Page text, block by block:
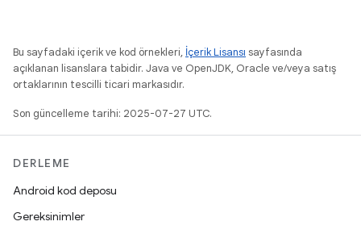
Bu sayfadaki içerik ve kod örnekleri, İçerik Lisansı sayfasında
açıklanan lisanslara tabidir. Java ve OpenJDK, Oracle ve/veya satış
ortaklarının tescilli ticari markasıdır.
Son güncelleme tarihi: 2025-07-27 UTC.
DERLEME
Android kod deposu
Gereksinimler